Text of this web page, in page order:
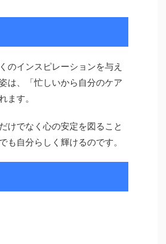
のインスピレーションを与え
は、「忙しいから自分のケア
ます。
けでなく心の安定を図ること
自分らしく輝けるのです。